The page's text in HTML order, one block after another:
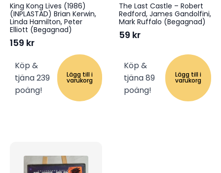
King Kong Lives (1986)
(INPLASTAD) Brian Kerwin,
Linda Hamilton, Peter
Elliott (Begagnad)
159 kr
Köp &
tjäna 239
poäng!
Lägg till i
varukorg
The Last Castle – Robert
Redford, James Gandolfini,
Mark Ruffalo (Begagnad)
59 kr
Köp &
tjäna 89
poäng!
Lägg till i
varukorg